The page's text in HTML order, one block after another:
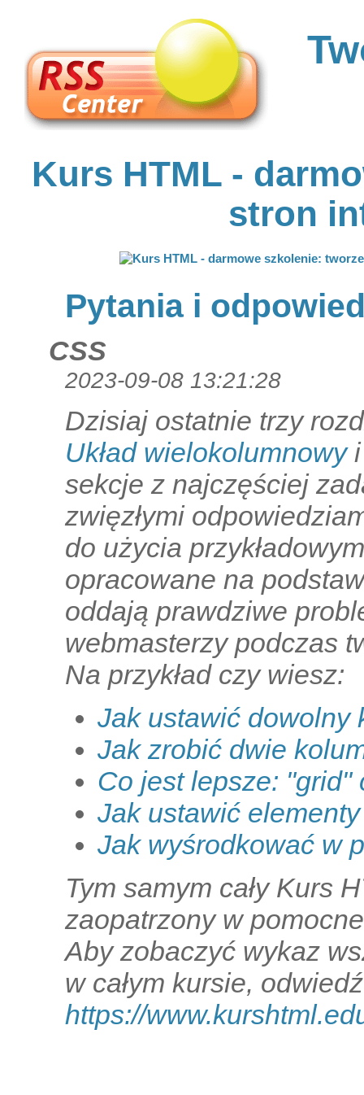
Kurs HTML -
stron
Pytania i
CSS
2023-09-08 13:21:28
Dzisiaj ostatnie trzy
Układ wielokolumnowy
sekcje z najczęściej
zwięzłymi
do użycia
opracowane na
oddają prawdziwe
webmasterzy podczas
Na przykład czy wiesz:
Jak ustawić dowolny
Jak zrobić dwie
Co jest lepsze: "grid"
Jak ustawić
Jak wyśrodkować w
Tym samym cały Kurs
zaopatrzony w
Aby zobaczyć wykaz
w całym kursie,
https://